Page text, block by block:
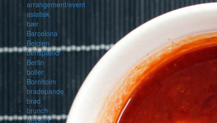
arrangement/event
asiatisk
bær
Barcelona
Belgien
benspænd
Berlin
boller
Bornholm
bradepande
brød
brunch
dessert